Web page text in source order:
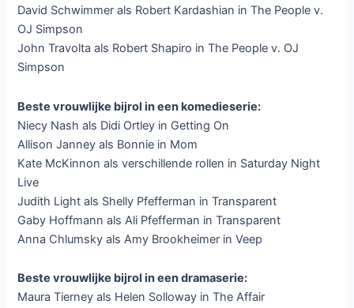
David Schwimmer als Robert Kardashian in The People v.
OJ Simpson
John Travolta als Robert Shapiro in The People v. OJ
Simpson
Beste vrouwlijke bijrol in een komedieserie:
Niecy Nash als Didi Ortley in Getting On
Allison Janney als Bonnie in Mom
Kate McKinnon als verschillende rollen in Saturday Night
Live
Judith Light als Shelly Pfefferman in Transparent
Gaby Hoffmann als Ali Pfefferman in Transparent
Anna Chlumsky als Amy Brookheimer in Veep
Beste vrouwlijke bijrol in een dramaserie:
Maura Tierney als Helen Solloway in The Affair